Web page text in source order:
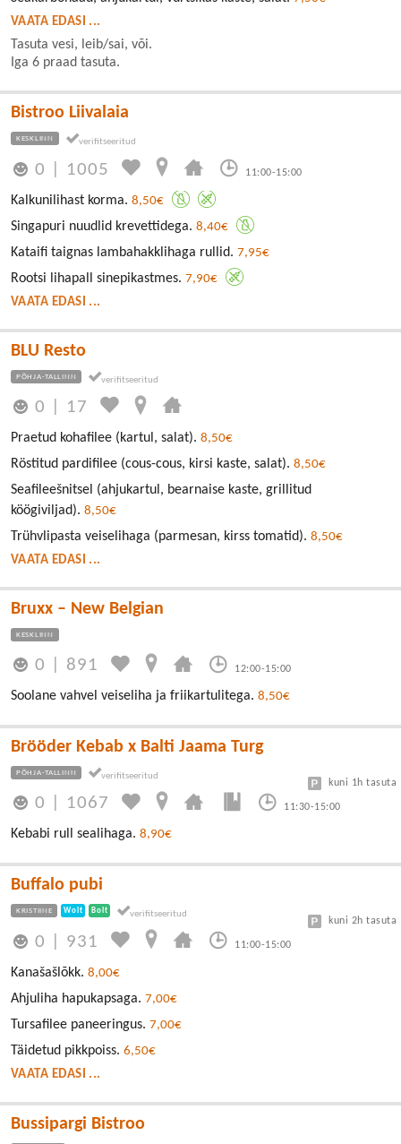
VAATA EDASI ...
Tasuta vesi, leib/sai, või.
Iga 6 praad tasuta.
Bistroo Liivalaia
KESKLINN
0 1005 11:00-15:00
Kalkunilihast korma. 8,50€
Singapuri nuudlid krevettidega. 8,40€
Kataifi taignas lambahakklihaga rullid. 7,95€
Rootsi lihapall sinepikastmes. 7,90€
VAATA EDASI ...
BLU Resto
PÕHJA-TALLINN
0 17
Praetud kohafilee (kartul, salat). 8,50€
Röstitud pardifilee (cous-cous, kirsi kaste, salat). 8,50€
Seafileešnitsel (ahjukartul, bearnaise kaste, grillitud
köögiviljad). 8,50€
Trühvlipasta veiselihaga (parmesan, kirss tomatid). 8,50€
VAATA EDASI ...
Bruxx – New Belgian
KESKLINN
0 891 12:00-15:00
Soolane vahvel veiseliha ja friikartulitega. 8,50€
Brööder Kebab x Balti Jaama Turg
PÕHJA-TALLINN
0 1067 11:30-15:00
kuni 1h tasuta
Kebabi rull sealihaga. 8,90€
Buffalo pubi
KRISTIINE Wolt Bolt
0 931 11:00-15:00
kuni 2h tasuta
Kanašašlõkk. 8,00€
Ahjuliha hapukapsaga. 7,00€
Tursafilee paneeringus. 7,00€
Täidetud pikkpoiss. 6,50€
VAATA EDASI ...
Bussipargi Bistroo